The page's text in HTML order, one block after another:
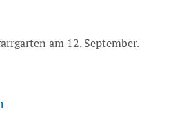
am 12. September.